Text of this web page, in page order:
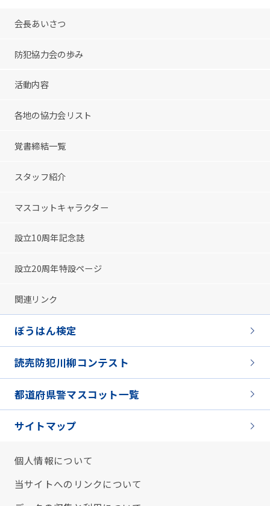
会長あいさつ
防犯協力会の歩み
活動内容
各地の協力会リスト
覚書締結一覧
スタッフ紹介
マスコットキャラクター
設立10周年記念誌
設立20周年特設ページ
関連リンク
ぼうはん検定
読売防犯川柳コンテスト
都道府県警マスコット一覧
サイトマップ
個人情報について
当サイトへのリンクについて